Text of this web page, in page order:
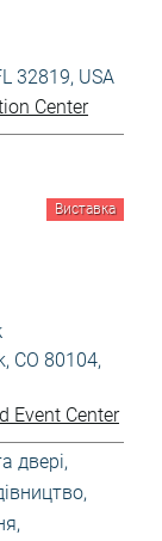
32819, USA
Center
Виставка
CO 80104,
Event Center
двері,